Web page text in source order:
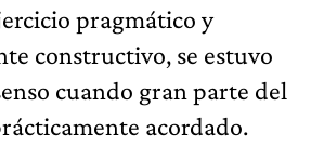
pragmático y
constructivo, se estuvo
cuando gran parte del
acordado.